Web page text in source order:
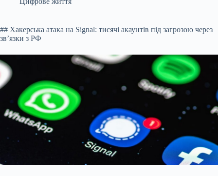
## Хакерська атака на Signal: тисячі акаунтів під загрозою через
зв’язки з РФ